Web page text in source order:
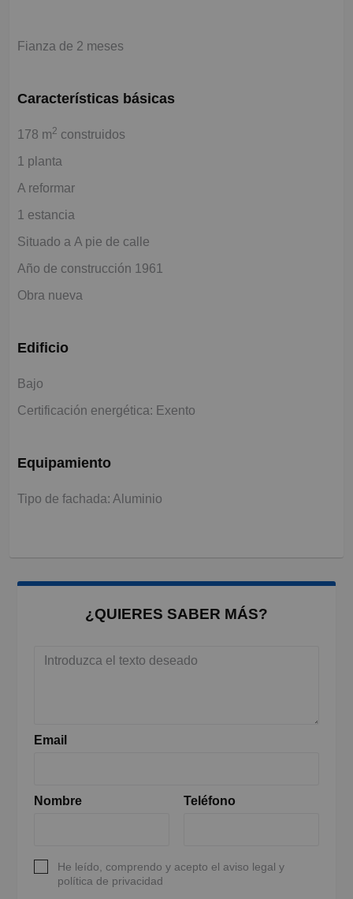
Fianza de 2 meses
Características básicas
178 m2 construidos
1 planta
A reformar
1 estancia
Situado a A pie de calle
Año de construcción 1961
Obra nueva
Edificio
Bajo
Certificación energética: Exento
Equipamiento
Tipo de fachada: Aluminio
¿QUIERES SABER MÁS?
Email
Nombre Teléfono
He leído, comprendo y acepto el aviso legal y
política de privacidad